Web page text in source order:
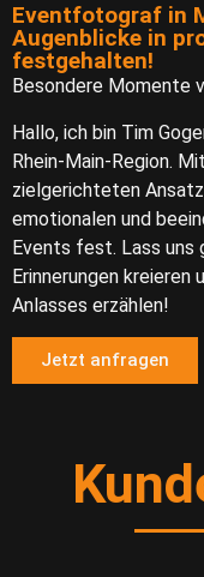
Eventfotograf in
Augenblicke in
festgehalten!
Besondere Momente
Hallo, ich bin Tim
Rhein-Main-Region.
zielgerichteten
emotionalen und
Events fest. Lass uns
Erinnerungen kreieren
Anlasses erzählen!
Jetzt anfragen